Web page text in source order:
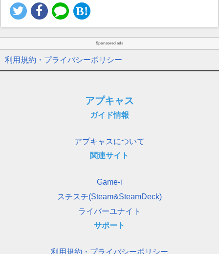
Sponsored ads
利用規約・プライバシーポリシー
アプキャス
ガイド情報
アプキャスについて
関連サイト
Game-i
スチスチ(Steam&SteamDeck)
ライバーユナイト
サポート
利用規約・プライバシーポリシー